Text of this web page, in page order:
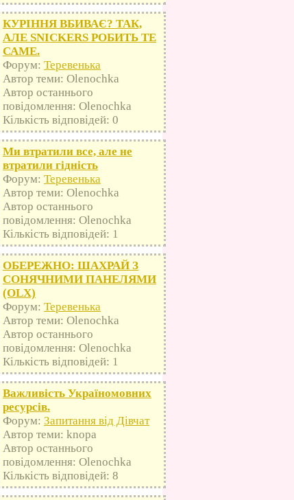
КУРІННЯ ВБИВАЄ? ТАК,
АЛЕ SNICKERS РОБИТЬ ТЕ
САМЕ.
Форум: Теревенька
Автор теми: Olenochka
Автор останнього
повідомлення: Olenochka
Кількість відповідей: 0
Ми втратили все, але не
втратили гідність
Форум: Теревенька
Автор теми: Olenochka
Автор останнього
повідомлення: Olenochka
Кількість відповідей: 1
ОБЕРЕЖНО: ШАХРАЙ З
СОНЯЧНИМИ ПАНЕЛЯМИ
(OLX)
Форум: Теревенька
Автор теми: Olenochka
Автор останнього
повідомлення: Olenochka
Кількість відповідей: 1
Важливість Україномовних
ресурсів.
Форум: Запитання від Дівчат
Автор теми: knopa
Автор останнього
повідомлення: Olenochka
Кількість відповідей: 8